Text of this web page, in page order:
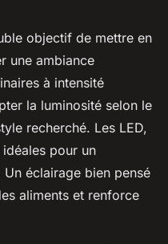
objectif de mettre en
une ambiance
à intensité
la luminosité selon le
recherché. Les LED,
pour un
éclairage bien pensé
aliments et renforce